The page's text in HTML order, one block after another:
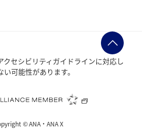
クセシビリティガイドラインに対応し
い可能性があります。
©ANA・ANA X